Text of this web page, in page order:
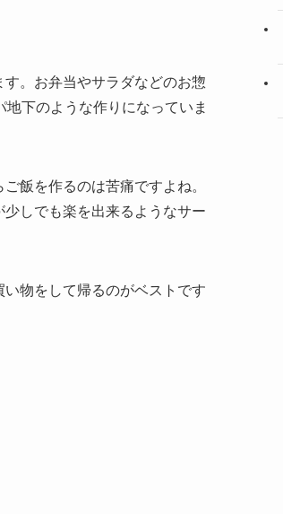
。お弁当やサラダなどのお惣
下のような作りになっていま
飯を作るのは苦痛ですよね。
しでも楽を出来るようなサー
物をして帰るのがベストです